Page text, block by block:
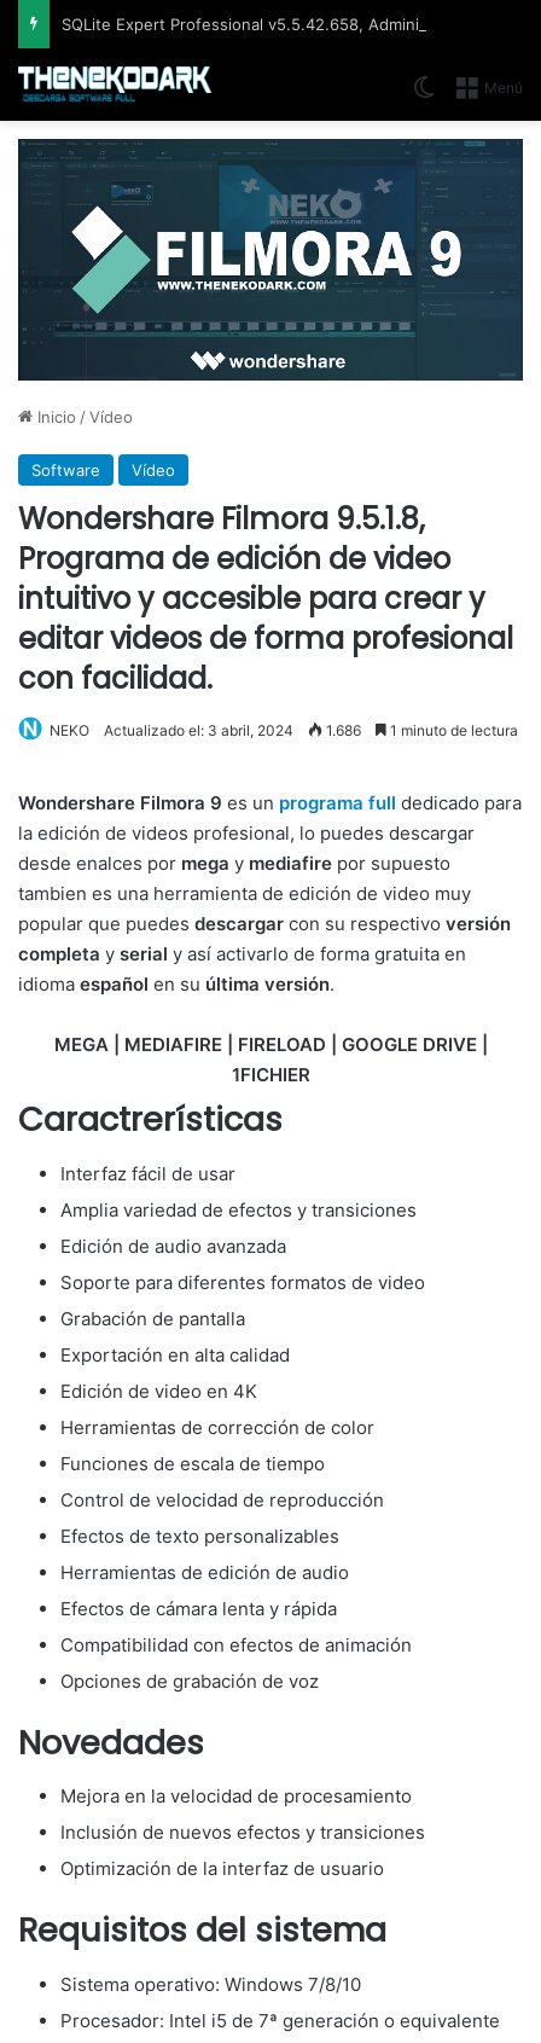
Menú
Switch skin
Inicio /Vídeo
Software Vídeo
Wondershare Filmora 9.5.1.8,
Programa de edición de video
intuitivo y accesible para crear y
editar videos de forma profesional
con facilidad.
NEKO Actualizado el: 3 abril, 2024 1.686 1 minuto de lectura
Wondershare Filmora 9 es un programa full dedicado para
la edición de videos profesional, lo puedes descargar
desde enalces por mega y mediafire por supuesto
tambien es una herramienta de edición de video muy
popular que puedes descargar con su respectivo versión
completa y serial y así activarlo de forma gratuita en
idioma español en su última versión.
MEGA | MEDIAFIRE | FIRELOAD | GOOGLE DRIVE |
1FICHIER
Caractrerísticas
Interfaz fácil de usar
Amplia variedad de efectos y transiciones
Edición de audio avanzada
Soporte para diferentes formatos de video
Grabación de pantalla
Exportación en alta calidad
Edición de video en 4K
Herramientas de corrección de color
Funciones de escala de tiempo
Control de velocidad de reproducción
Efectos de texto personalizables
Herramientas de edición de audio
Efectos de cámara lenta y rápida
Compatibilidad con efectos de animación
Opciones de grabación de voz
Novedades
Mejora en la velocidad de procesamiento
Inclusión de nuevos efectos y transiciones
Optimización de la interfaz de usuario
Requisitos del sistema
Sistema operativo: Windows 7/8/10
Procesador: Intel i5 de 7ª generación o equivalente